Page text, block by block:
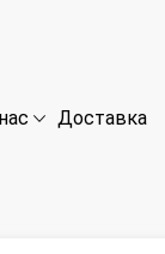
Доставка